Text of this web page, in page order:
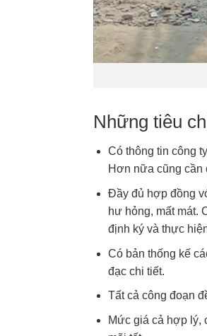
Những tiêu
Có thông tin công
Hơn nữa cũng cần
Đầy đủ hợp đồng
hư hỏng, mất mát.
định ký và thực
Có bản thống kế
đạc chi tiết.
Tất cả công đoạn
Mức giá cả hợp lý,